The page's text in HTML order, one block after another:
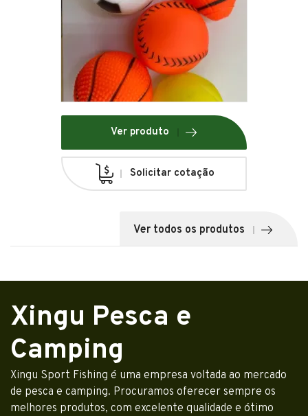
Ver produto
Solicitar cotação
Ver todos os produtos
Xingu Pesca e
Camping
Xingu Sport Fishing é uma empresa voltada ao mercado
de pesca e camping. Procuramos oferecer sempre os
melhores produtos, com excelente qualidade e ótimo